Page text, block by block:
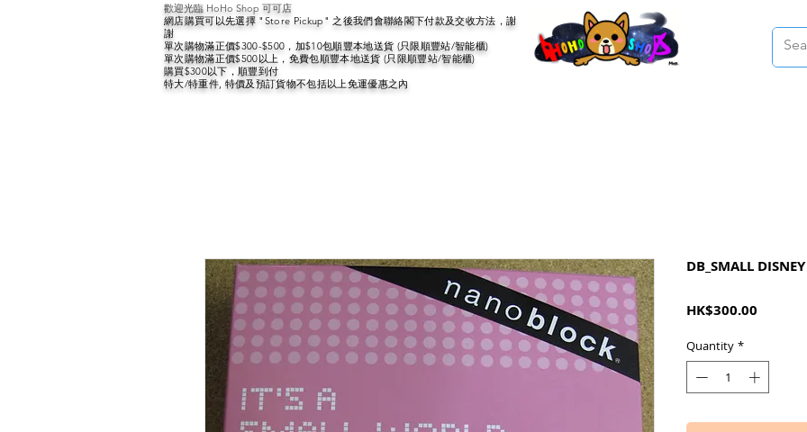
歡迎光臨 HoHo Shop 可可店
網店購買可以先選擇 "Store Pickup" 之後我們會聯絡閣下付款及交收方法，謝
謝
單次購物滿正價$300-$500，加$10包順豐本地送貨 (只限順豐站/智能櫃)
單次購物滿正價$500以上，免費包順豐本地送貨 (只限順豐站/智能櫃)
購買$300以下，順豐到付
特大/特重件, 特價及預訂貨物不包括以上免運優惠之內
DB_SMALL
HK$300.00
Quantity *